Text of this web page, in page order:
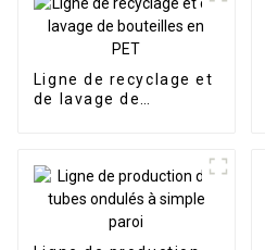
Ligne de recyclage et
de lavage de